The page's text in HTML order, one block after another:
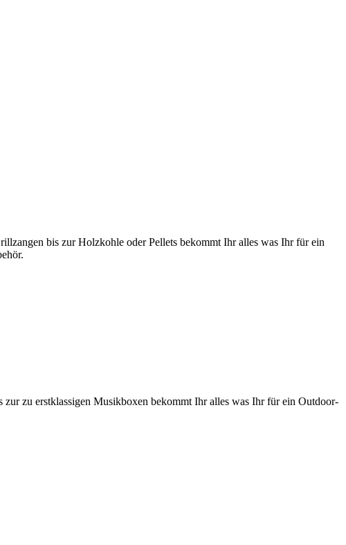
bis zur Holzkohle oder Pellets bekommt Ihr alles was Ihr für ein
zu erstklassigen Musikboxen bekommt Ihr alles was Ihr für ein Outdoor-